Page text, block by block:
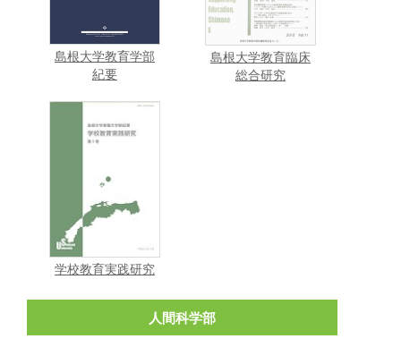
島根大学教育学部
紀要
島根大学教育臨床
総合研究
学校教育実践研究
人間科学部